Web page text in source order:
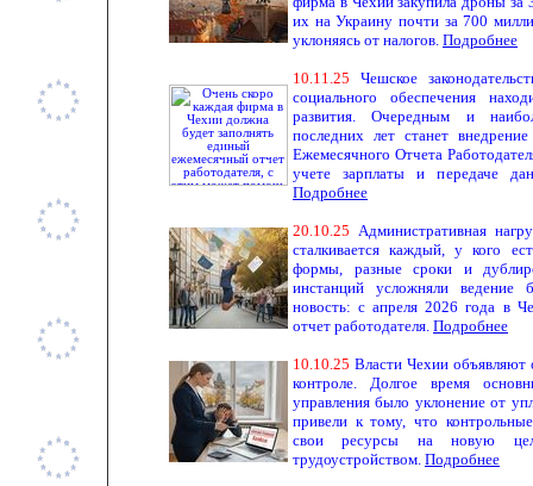
их на Украину почти за 700
уклоняясь от налогов. Подробнее
1 0.11. 25 Чешское
социального обеспечения
развития. Очередным и
последних лет станет
Ежемесячного Отчета
учете зарплаты и передаче
Подробнее
20.10. 25 Административная
сталкивается каждый, у кого
формы, разные сроки и
инстанций усложняли ведение
новость: с апреля 2026 года в
отчет работодателя. Подробнее
1 0.10. 25 Власти Чехии объявляют
контроле. Долгое время
управления было уклонение от
привели к тому, что
свои ресурсы на новую
трудоустройством. Подробнее